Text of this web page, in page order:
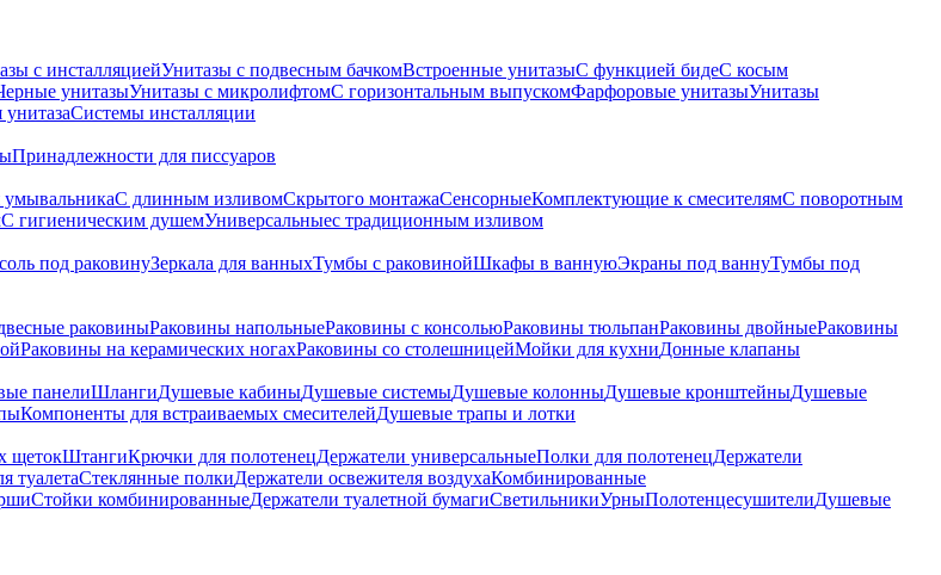
с инсталляциейУнитазы с подвесным бачкомВстроенные унитазыС функцией бидеС косым
унитазыУнитазы с микролифтомC горизонтальным выпускомФарфоровые унитазыУнитазы
Системы инсталляции
Принадлежности для писсуаров
умывальникаС длинным изливомСкрытого монтажаСенсорныеКомплектующие к смесителямС поворотным
С гигиеническим душемУниверсальныес традиционным изливом
под раковинуЗеркала для ванныхТумбы с раковинойШкафы в ваннуюЭкраны под ваннуТумбы под
раковиныРаковины напольныеРаковины с консольюРаковины тюльпанРаковины двойныеРаковины
Раковины на керамических ногахРаковины со столешницейМойки для кухниДонные клапаны
панелиШлангиДушевые кабиныДушевые системыДушевые колонныДушевые кронштейныДушевые
Компоненты для встраиваемых смесителейДушевые трапы и лотки
щетокШтангиКрючки для полотенецДержатели универсальныеПолки для полотенецДержатели
туалетаСтеклянные полкиДержатели освежителя воздухаКомбинированные
Стойки комбинированныеДержатели туалетной бумагиСветильникиУрныПолотенцесушителиДушевые